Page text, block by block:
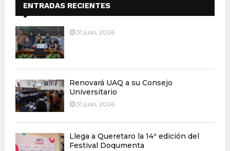
ENTRADAS RECIENTES
31 julio, 2026
Renovará UAQ a su Consejo
Universitario
31 julio, 2026
Llega a Queretaro la 14ª edición del
Festival Doqumenta